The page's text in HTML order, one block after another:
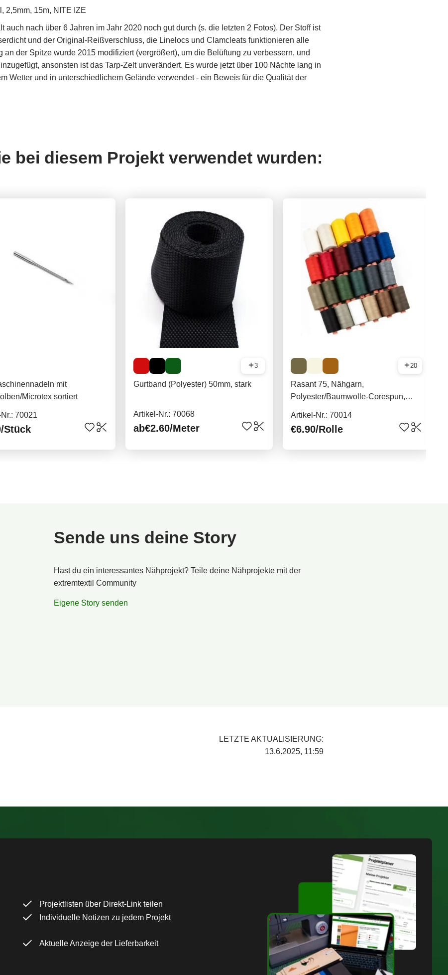
2,5mm, 15m, NITE IZE
auch nach über 6 Jahren im Jahr 2020 noch gut durch (s. die letzten 2 Fotos). Der Stoff ist
und der Original-Reißverschluss, die Linelocs und Clamcleats funktionieren alle
an der Spitze wurde 2015 modifiziert (vergrößert), um die Belüftung zu verbessern, und
ansonsten ist das Tarp-Zelt unverändert. Es wurde jetzt über 100 Nächte lang in
Wetter und in unterschiedlichem Gelände verwendet - ein Beweis für die Qualität der
bei diesem Projekt verwendet wurden:
mit
Microtex sortiert
70021
/Stück
3
Gurtband (Polyester) 50mm, stark
Artikel-Nr.: 70068
ab€2.60/Meter
20
Rasant 75, Nähgarn,
Polyester/Baumwolle-Corespun,
Artikel-Nr.: 70014
€6.90/Rolle
Sende uns deine Story
Hast du ein interessantes Nähprojekt? Teile deine Nähprojekte mit der
extremtextil Community
Eigene Story senden
LETZTE AKTUALISIERUNG:
13.6.2025, 11:59
Projektlisten über Direkt-Link teilen
Individuelle Notizen zu jedem Projekt
Aktuelle Anzeige der Lieferbarkeit